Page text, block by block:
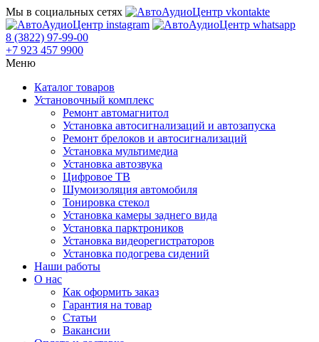
Мы в социальных сетях
8 (3822) 97-99-00
+7 923 457 9900
Меню
Каталог товаров
Установочный комплекс
Ремонт автомагнитол
Установка автосигнализаций и автозапуска
Ремонт брелоков и автосигнализаций
Установка мультимедиа
Установка автозвука
Цифровое ТВ
Шумоизоляция автомобиля
Тонировка стекол
Установка камеры заднего вида
Установка парктроников
Установка видеорегистраторов
Установка подогрева сидений
Наши работы
О нас
Как оформить заказ
Гарантия на товар
Статьи
Вакансии